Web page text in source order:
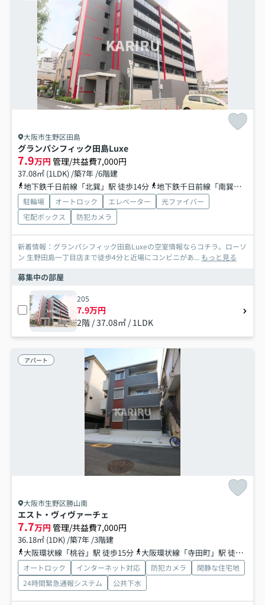
大阪市生野区田島
グランパシフィック田島Luxe
7.9万円 管理/共益費7,000円
37.08㎡ (1LDK) /築7年 /6階建
地下鉄千日前線「北巽」駅 徒歩14分
地下鉄千日前線「南巽」駅 徒歩24分
駐輪場 オートロック エレベーター
光ファイバー
宅配ボックス
防犯カメラ
新着情報：グランパシフィック田島Luxeの空室情報ならコチラ。ローソ
ン 生野田島一丁目店まで徒歩4分と近場にコンビニがあ... もっと見る
募集中の部屋
205
7.9万円
2階 / 37.08㎡ / 1LDK
アパート
大阪市生野区勝山南
エスト・ヴィヴァーチェ
7.7万円 管理/共益費7,000円
36.18㎡ (1DK) /築7年 /3階建
大阪環状線「桃谷」駅 徒歩15分
大阪環状線「寺田町」駅 徒歩20分
オートロック インターネット対応 防犯カメラ
閑静な住宅地
24時間緊急通報システム
公共下水